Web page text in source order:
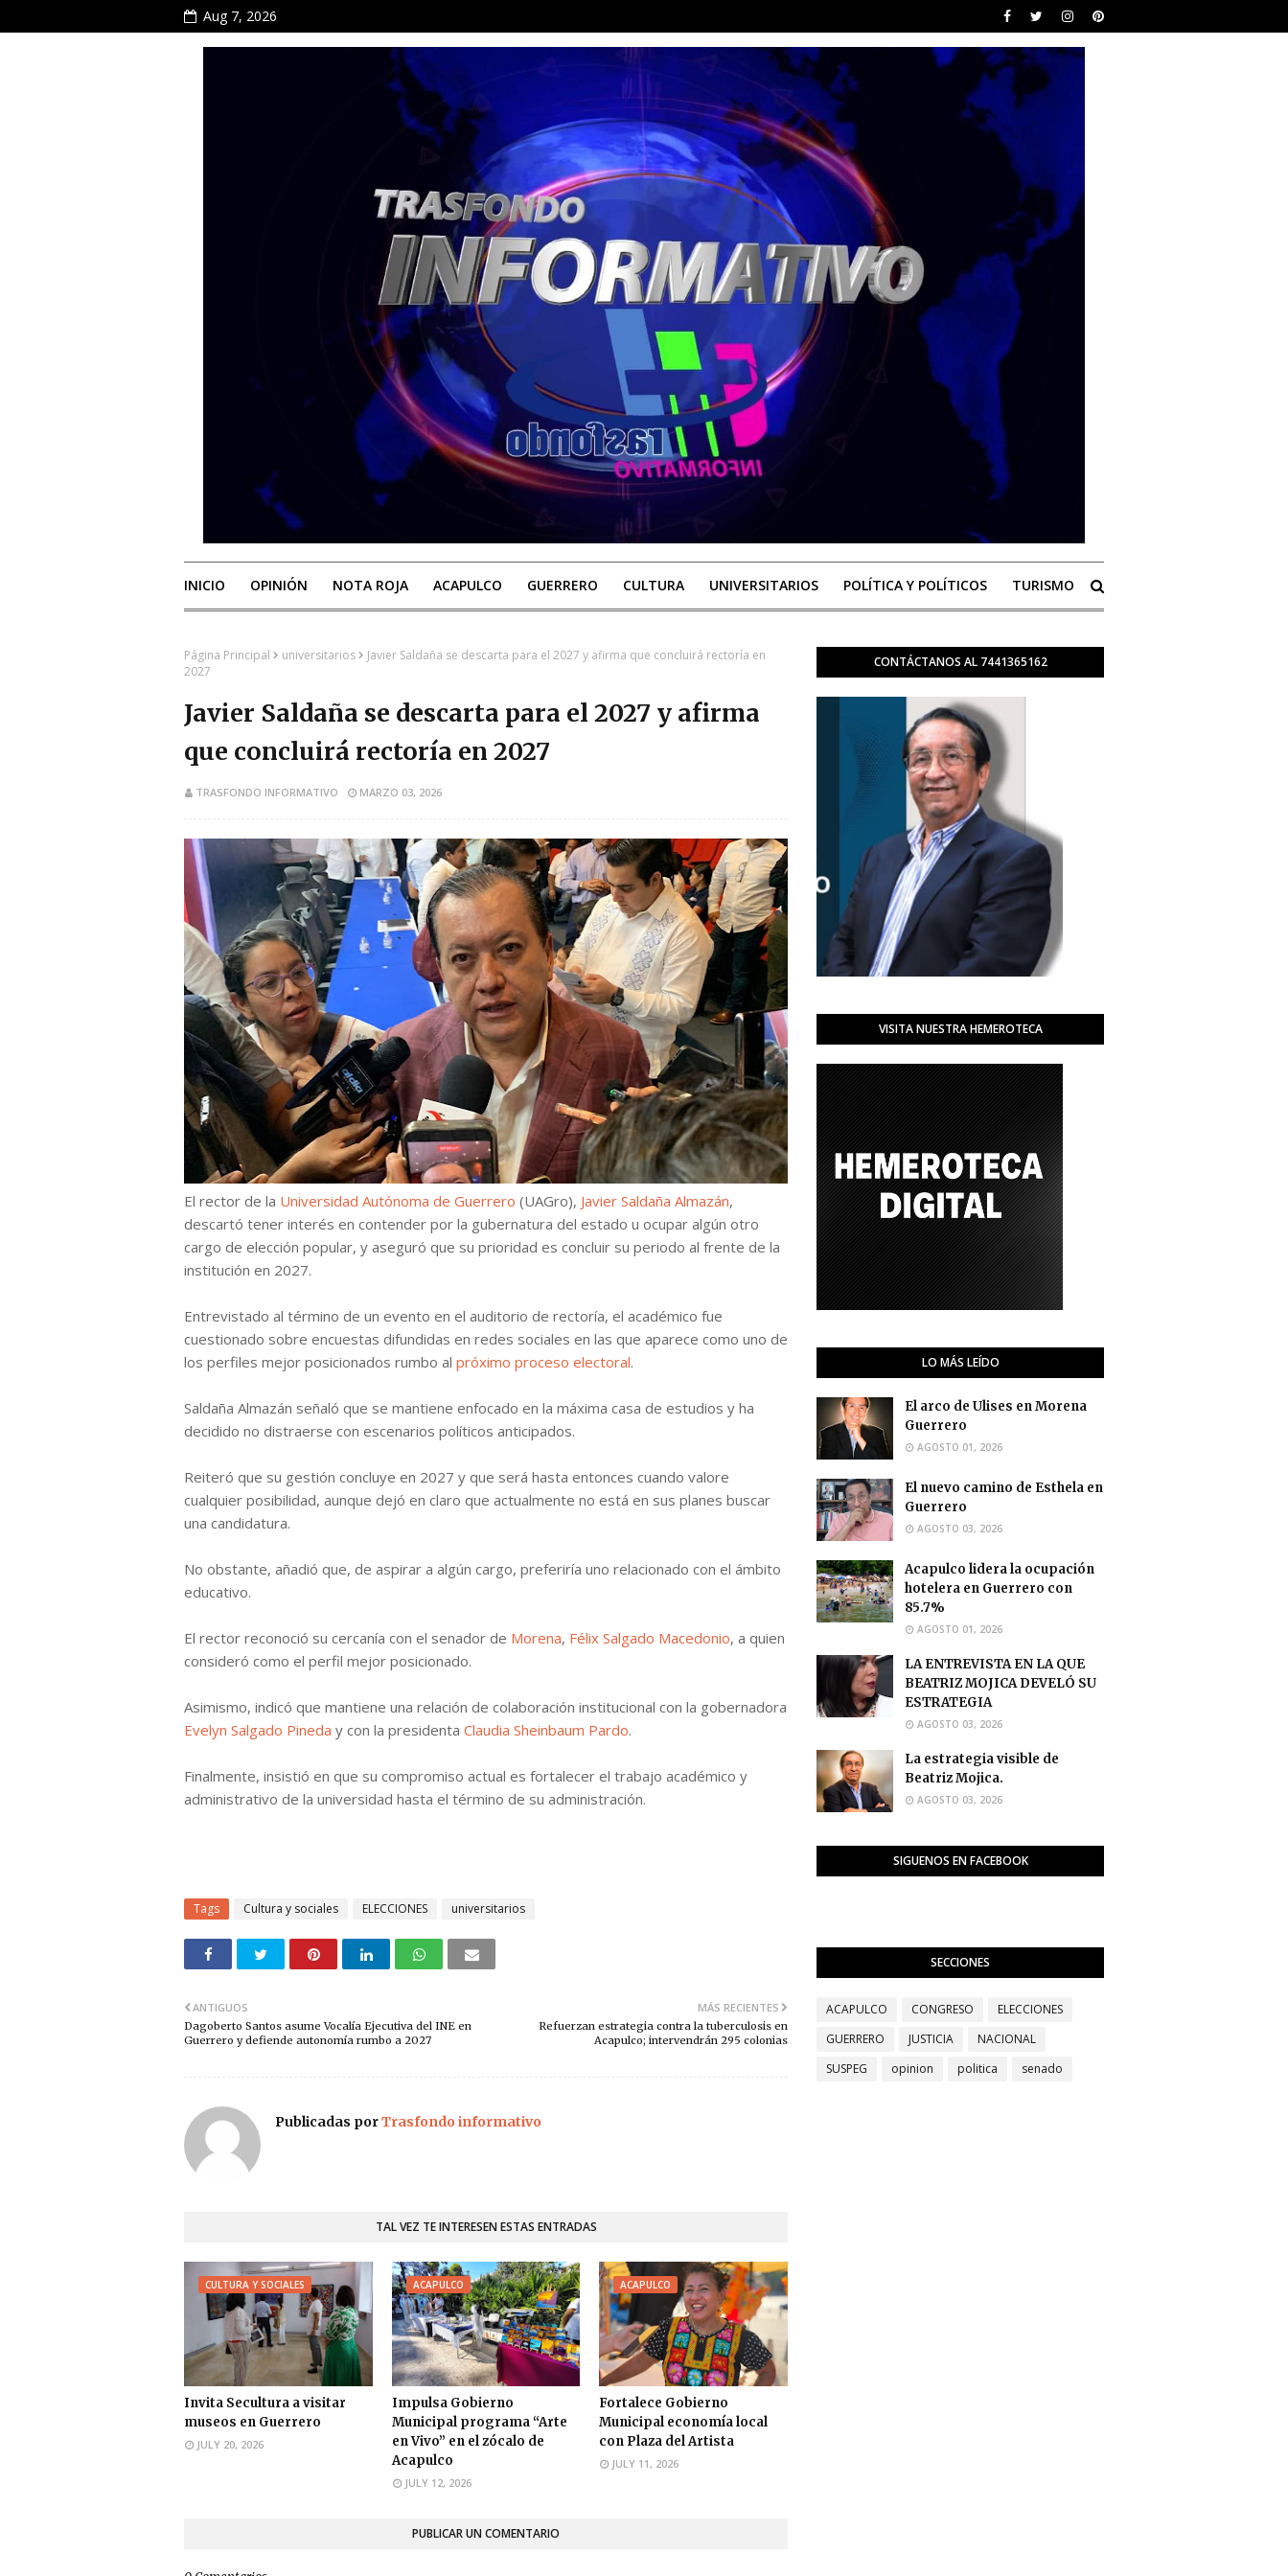
Aug 7, 2026
INICIO OPINIÓN NOTA ROJA ACAPULCO GUERRERO CULTURA UNIVERSITARIOS POLÍTICA Y POLÍTICOS TURISMO
Página Principal universitarios
Javier Saldaña se descarta para el 2027 y afirma que concluirá rectoría en
2027
Javier Saldaña se descarta para el 2027 y afirma
que concluirá rectoría en 2027
TRASFONDO INFORMATIVO MARZO 03, 2026
El rector de la Universidad Autónoma de Guerrero (UAGro), Javier Saldaña Almazán,
descartó tener interés en contender por la gubernatura del estado u ocupar algún otro
cargo de elección popular, y aseguró que su prioridad es concluir su periodo al frente de la
institución en 2027.
Entrevistado al término de un evento en el auditorio de rectoría, el académico fue
cuestionado sobre encuestas difundidas en redes sociales en las que aparece como uno de
los perfiles mejor posicionados rumbo al próximo proceso electoral.
Saldaña Almazán señaló que se mantiene enfocado en la máxima casa de estudios y ha
decidido no distraerse con escenarios políticos anticipados.
Reiteró que su gestión concluye en 2027 y que será hasta entonces cuando valore
cualquier posibilidad, aunque dejó en claro que actualmente no está en sus planes buscar
una candidatura.
No obstante, añadió que, de aspirar a algún cargo, preferiría uno relacionado con el ámbito
educativo.
El rector reconoció su cercanía con el senador de Morena, Félix Salgado Macedonio, a quien
consideró como el perfil mejor posicionado.
Asimismo, indicó que mantiene una relación de colaboración institucional con la gobernadora
Evelyn Salgado Pineda y con la presidenta Claudia Sheinbaum Pardo.
Finalmente, insistió en que su compromiso actual es fortalecer el trabajo académico y
administrativo de la universidad hasta el término de su administración.
Tags Cultura y sociales ELECCIONES universitarios
MÁS RECIENTES
Refuerzan estrategia contra la tuberculosis en
Acapulco; intervendrán 295 colonias
ANTIGUOS
Dagoberto Santos asume Vocalía Ejecutiva del INE en
Guerrero y defiende autonomía rumbo a 2027
Publicadas porTrasfondo informativo
TAL VEZ TE INTERESEN ESTAS ENTRADAS
CULTURA Y SOCIALES
Invita Secultura a visitar
museos en Guerrero
JULY 20, 2026
ACAPULCO
Impulsa Gobierno
Municipal programa “Arte
en Vivo” en el zócalo de
Acapulco
JULY 12, 2026
ACAPULCO
Fortalece Gobierno
Municipal economía local
con Plaza del Artista
JULY 11, 2026
PUBLICAR UN COMENTARIO
CONTÁCTANOS AL 7441365162
VISITA NUESTRA HEMEROTECA
LO MÁS LEÍDO
El arco de Ulises en Morena
Guerrero
AGOSTO 01, 2026
El nuevo camino de Esthela en
Guerrero
AGOSTO 03, 2026
Acapulco lidera la ocupación
hotelera en Guerrero con
85.7%
AGOSTO 01, 2026
LA ENTREVISTA EN LA QUE
BEATRIZ MOJICA DEVELÓ SU
ESTRATEGIA
AGOSTO 03, 2026
La estrategia visible de
Beatriz Mojica.
AGOSTO 03, 2026
SIGUENOS EN FACEBOOK
SECCIONES
ACAPULCO CONGRESO
ELECCIONES
GUERRERO
JUSTICIA
NACIONAL
SUSPEG
opinion politica senado